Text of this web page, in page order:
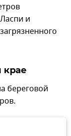
и
крае
береговой